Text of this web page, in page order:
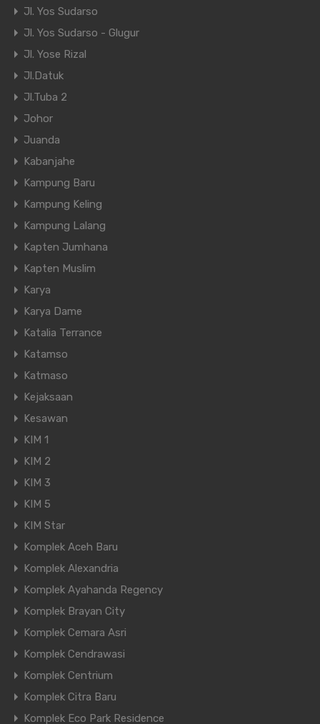
Jl. Yos Sudarso
Jl. Yos Sudarso - Glugur
Jl. Yose Rizal
Jl.Datuk
Jl.Tuba 2
Johor
Juanda
Kabanjahe
Kampung Baru
Kampung Keling
Kampung Lalang
Kapten Jumhana
Kapten Muslim
Karya
Karya Dame
Katalia Terrance
Katamso
Katmaso
Kejaksaan
Kesawan
KIM 1
KIM 2
KIM 3
KIM 5
KIM Star
Komplek Aceh Baru
Komplek Alexandria
Komplek Ayahanda Regency
Komplek Brayan City
Komplek Cemara Asri
Komplek Cendrawasi
Komplek Centrium
Komplek Citra Baru
Komplek Eco Park Residence